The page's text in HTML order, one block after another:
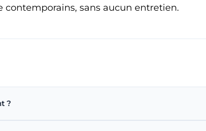
contemporains, sans aucun entretien.
?